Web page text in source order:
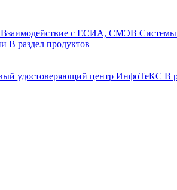
Взаимодействие с ЕСИА, СМЭВ Системы
В раздел продуктов
удостоверяющий центр ИнфоТеКС В